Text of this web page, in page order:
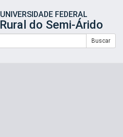
UNIVERSIDADE FEDERAL
Rural do Semi-Árido
Buscar